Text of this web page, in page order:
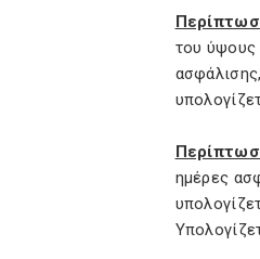
του ύψους
ημέρες